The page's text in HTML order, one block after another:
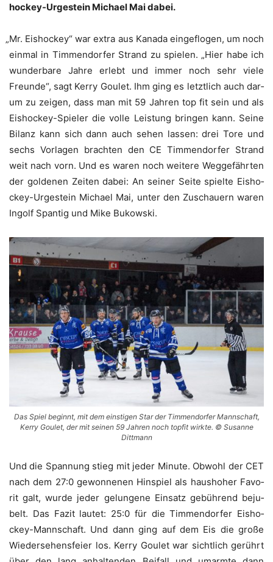
ho­ckey-Urge­stein Micha­el Mai dabei.
„Mr. Eis­ho­ckey“ war extra aus Kana­da ein­ge­flo­gen, um noch
ein­mal in Tim­men­dor­fer Strand zu spie­len. „Hier habe ich
wun­der­ba­re Jah­re erlebt und immer noch sehr vie­le
Freun­de“, sagt Ker­ry Gou­let. Ihm ging es letzt­lich auch dar­
um zu zei­gen, dass man mit 59 Jah­ren top fit sein und als
Eis­ho­ckey-Spie­ler die vol­le Leis­tung brin­gen kann. Sei­ne
Bilanz kann sich dann auch sehen las­sen: drei Tore und
sechs Vor­la­gen brach­ten den CE Tim­men­dor­fer Strand
weit nach vorn. Und es waren noch wei­te­re Weg­ge­fähr­ten
der gol­de­nen Zei­ten dabei: An sei­ner Sei­te spiel­te Eis­ho­
ckey-Urge­stein Micha­el Mai, unter den Zuschau­ern waren
Ingolf Span­tig und Mike Bukowski.
Das Spiel beginnt, mit dem eins­ti­gen Star der Tim­men­dor­fer Mann­schaft,
Ker­ry Gou­let, der mit sei­nen 59 Jah­ren noch top­fit wirk­te. © Susan­ne
Dittmann
Und die Span­nung stieg mit jeder Minu­te. Obwohl der CET
nach dem 27:0 gewon­ne­nen Hin­spiel als haus­ho­her Favo­
rit galt, wur­de jeder gelun­ge­ne Ein­satz gebüh­rend beju­
belt. Das Fazit lau­tet: 25:0 für die Tim­men­dor­fer Eis­ho­
ckey-Mann­schaft. Und dann ging auf dem Eis die gro­ße
Wie­der­se­hens­fei­er los. Ker­ry Gou­let war sicht­lich gerührt